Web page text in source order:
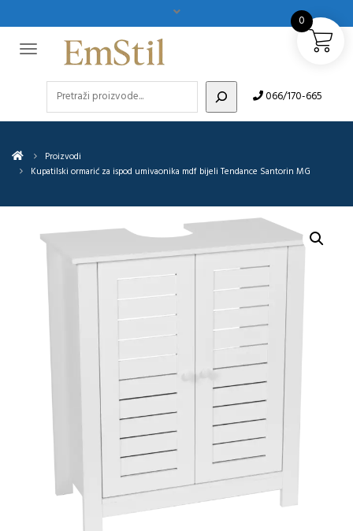
066/170-665
Proizvodi
Kupatilski ormarić za ispod umivaonika mdf bijeli Tendance Santorin MG
0